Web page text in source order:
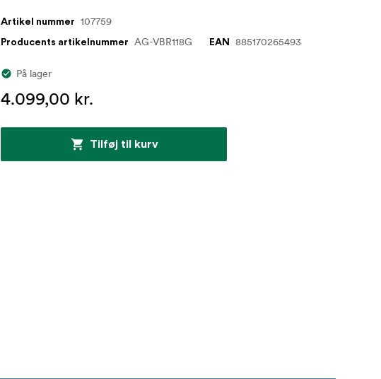
Artikel nummer 107759
Producents artikelnummer AG-VBR118G EAN 885170265493
På lager
4.099,00 kr.
Tilføj til kurv